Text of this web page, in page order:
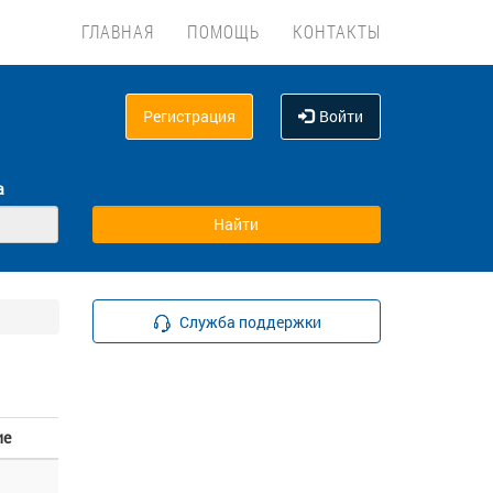
ГЛАВНАЯ ПОМОЩЬ КОНТАКТЫ
Регистрация Войти
Служба поддержки